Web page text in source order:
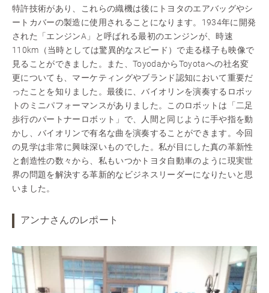
特許技術があり、これらの織機は後にトヨタのエアバッグやシ
ートカバーの製造に使用されることになります。1934年に開発
された「エンジンA」と呼ばれる最初のエンジンが、時速
110km（当時としては驚異的なスピード）で走る様子も映像で
見ることができました。また、ToyodaからToyotaへの社名変
更についても、マーケティングやブランド認知において重要だ
ったことを知りました。最後に、バイオリンを演奏するロボッ
トのミニパフォーマンスがありました。このロボットは「二足
歩行のパートナーロボット」で、人間と同じように手や指を動
かし、バイオリンで有名な曲を演奏することができます。今回
の見学は非常に興味深いものでした。私が目にした真の革新性
と創造性の数々から、私もいつかトヨタ自動車のように現実世
界の問題を解決する革新的なビジネスリーダーになりたいと思
いました。
アンナさんのレポート